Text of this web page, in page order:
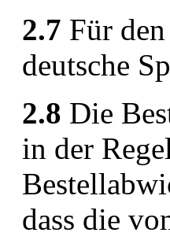
2.7 Für
deutsche
2.8 Die
in der
dass die